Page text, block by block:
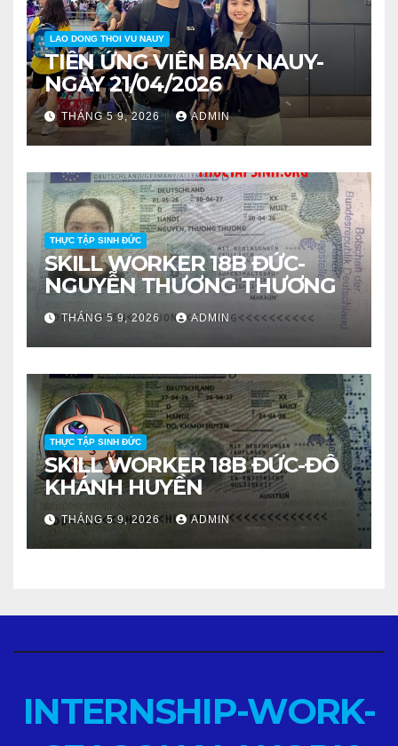
LAO DONG THOI VU NAUY
TIỄN ỨNG VIÊN BAY NAUY-
NGÀY 21/04/2026
THÁNG 5 9, 2026 ADMIN
THỰC TẬP SINH ĐỨC
SKILL WORKER 18B ĐỨC-
NGUYỄN THƯƠNG THƯƠNG
THÁNG 5 9, 2026 ADMIN
THỰC TẬP SINH ĐỨC
SKILL WORKER 18B ĐỨC-ĐỖ
KHÁNH HUYỀN
THÁNG 5 9, 2026 ADMIN
INTERNSHIP-WORK-